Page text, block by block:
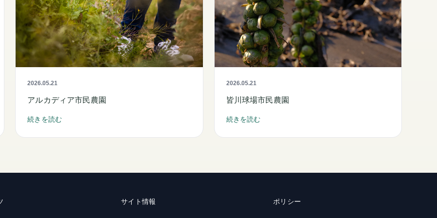
2026.05.21
アルカディア市民農園
続きを読む
2026.05.21
皆川球場市民農園
続きを読む
サイト情報 ポリシー